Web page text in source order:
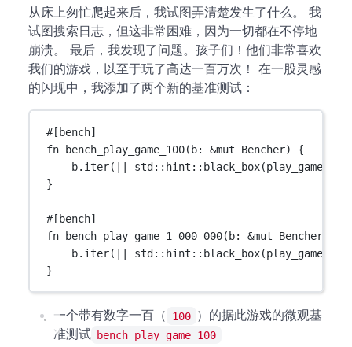
从床上匆忙爬起来后，我试图弄清楚发生了什么。 我
试图搜索日志，但这非常困难，因为一切都在不停地
崩溃。 最后，我发现了问题。孩子们！他们非常喜欢
我们的游戏，以至于玩了高达一百万次！ 在一股灵感
的闪现中，我添加了两个新的基准测试：
#[bench]
fn
bench_play_game_100(b: &mut Bencher) {
b. iter( std :: hint :: black_box(play_game
}
#[bench]
fn
bench_play_game_1_000_000(b: &mut Bencher
b. iter( std :: hint :: black_box(play_game
}
一个带有数字一百（ 100 ）的据此游戏的微观基
准测试 bench_play_game_100